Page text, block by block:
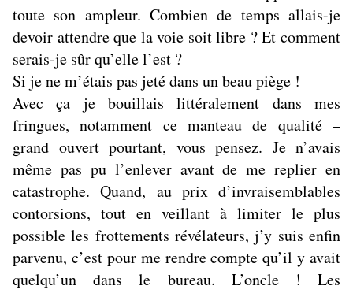
toute son ampleur. Combien de temps allais-je
devoir attendre que la voie soit libre ? Et comment
serais-je sûr qu’elle l’est ?
Si je ne m’étais pas jeté dans un beau piège !
Avec ça je bouillais littéralement dans mes
fringues, notamment ce manteau de qualité –
grand ouvert pourtant, vous pensez. Je n’avais
même pas pu l’enlever avant de me replier en
catastrophe. Quand, au prix d’invraisemblables
contorsions, tout en veillant à limiter le plus
possible les frottements révélateurs, j’y suis enfin
parvenu, c’est pour me rendre compte qu’il y avait
quelqu’un dans le bureau. L’oncle ! Les